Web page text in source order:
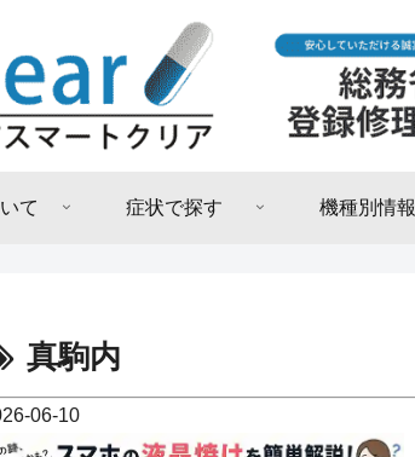
て 症状で探す 機種別情報
真駒内
06-10